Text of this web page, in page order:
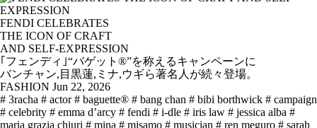
FENDI CELEBRATES
THE ICON OF CRAFT
AND SELF-EXPRESSION
｢フェンディ｣“バゲット®”を称えるキャンペーンに
バンチャン,目黒蓮,ミナ,ウギら著名人が続々登場。
FASHION Jun 22, 2026
# 3racha # actor # baguette® # bang chan # bibi borthwick # campaign
# celebrity # emma d’arcy # fendi # i-dle # iris law # jessica alba #
maria grazia chiuri # mina # misamo # musician # ren meguro # sarah